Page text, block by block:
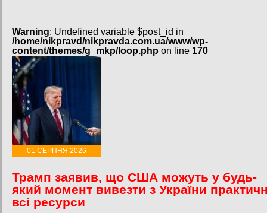
Warning: Undefined variable $post_id in
/home/nikpravd/nikpravda.com.ua/www/wp-
content/themes/g_mkp/loop.php on line 170
01 СЕРПНЯ 2026
Трамп заявив, що США можуть у будь-
який момент вивезти з України
всі ресурси